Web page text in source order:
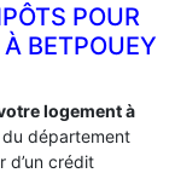
POUR
‎BETPOUEY
logement à
département
d’un crédit